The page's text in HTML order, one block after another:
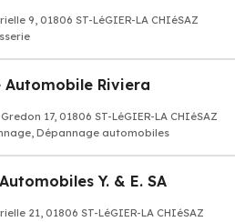
9, 01806 ST-LéGIER-LA CHIéSAZ
Automobile Riviera
17, 01806 ST-LéGIER-LA CHIéSAZ
Dépannage automobiles
Y. & E. SA
21, 01806 ST-LéGIER-LA CHIéSAZ